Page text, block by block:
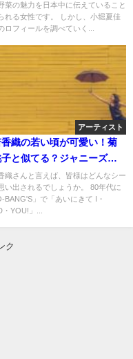
菜の魅力を日本中に伝えていること
れる女性です。 しかし、小堀夏佳
ロフィールを調べていく...
アーティスト
織の若い頃が可愛い！菊
と似てる？ジャニーズや
球との関係！
織さんと言えば、皆様はどんなシー
い出されるでしょうか。 80年代に
BANG'S」で「あいにきて I・
・YOU!」...
ク